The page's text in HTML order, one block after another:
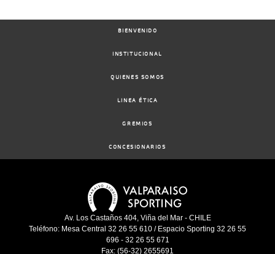
BIENVENIDO
INSTITUCIONAL
QUIENES SOMOS
LINEA ÉTICA
GREMIOS
CONCESIONARIOS
Av. Los Castaños 404, Viña del Mar - CHILE
Teléfono: Mesa Central 32 26 55 610 / Espacio Sporting 32 26 55
696 - 32 26 55 671
Fax: (56-32) 2655691